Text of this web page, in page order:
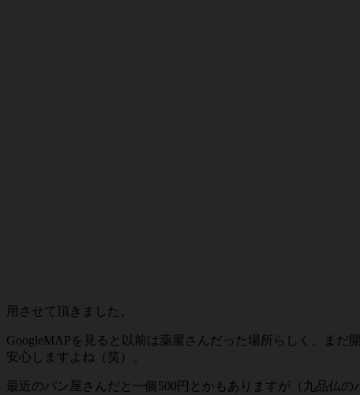
用させて頂きました。
GoogleMAPを見ると以前は薬屋さんだった場所らしく、ま
安心しますよね（笑）。
最近のパン屋さんだと一個500円とかもありますが（九品仏